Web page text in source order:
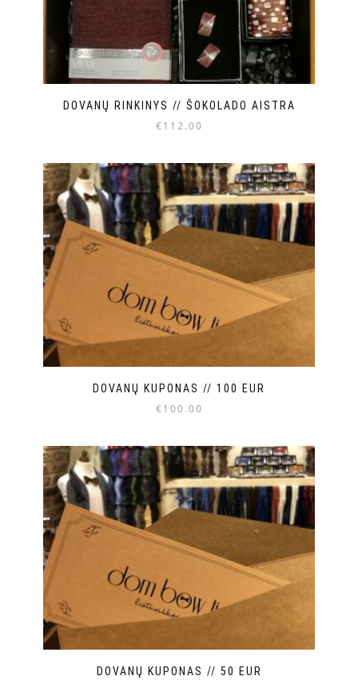
DOVANŲ RINKINYS // ŠOKOLADO AISTRA
€112.00
DOVANŲ KUPONAS // 100 EUR
€100.00
DOVANŲ KUPONAS // 50 EUR